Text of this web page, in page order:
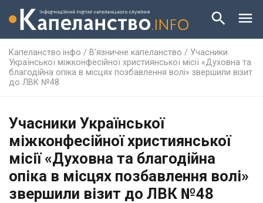
Капеланство.інфо / В'язничне капеланство / Учасники
Української міжконфесійної християнської місії «Духовна та
благодійна опіка в місцях позбавлення волі» звершили візит
до ЛВК №48
Учасники Української
міжконфесійної християнської
місії «Духовна та благодійна
опіка в місцях позбавлення волі»
звершили візит до ЛВК №48